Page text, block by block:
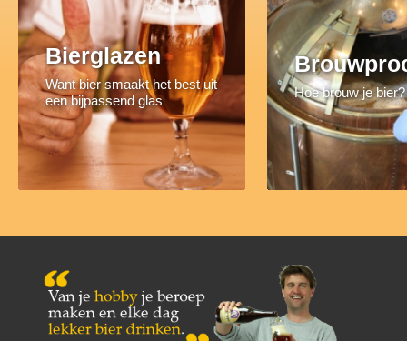
Bierglazen
Want bier smaakt het best uit
een bijpassend glas
Hoe brouw je bier?